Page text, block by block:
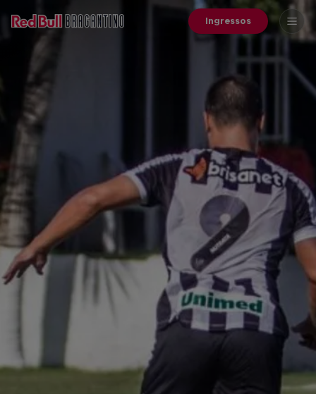
Ingressos